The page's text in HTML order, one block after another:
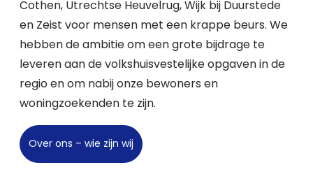
Cothen, Utrechtse Heuvelrug, Wijk bij Duurstede
en Zeist voor mensen met een krappe beurs. We
hebben de ambitie om een grote bijdrage te
leveren aan de volkshuisvestelijke opgaven in de
regio en om nabij onze bewoners en
woningzoekenden te zijn.
Over ons – wie zijn wij